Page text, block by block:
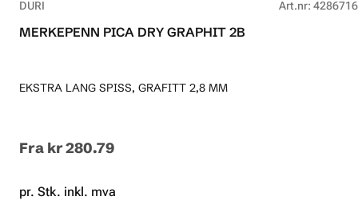
DURI Art.nr:
MERKEPENN PICA DRY GRAPHIT 2B
EKSTRA LANG SPISS, GRAFITT 2,8 MM
Fra kr 280.79
pr. Stk. inkl. mva